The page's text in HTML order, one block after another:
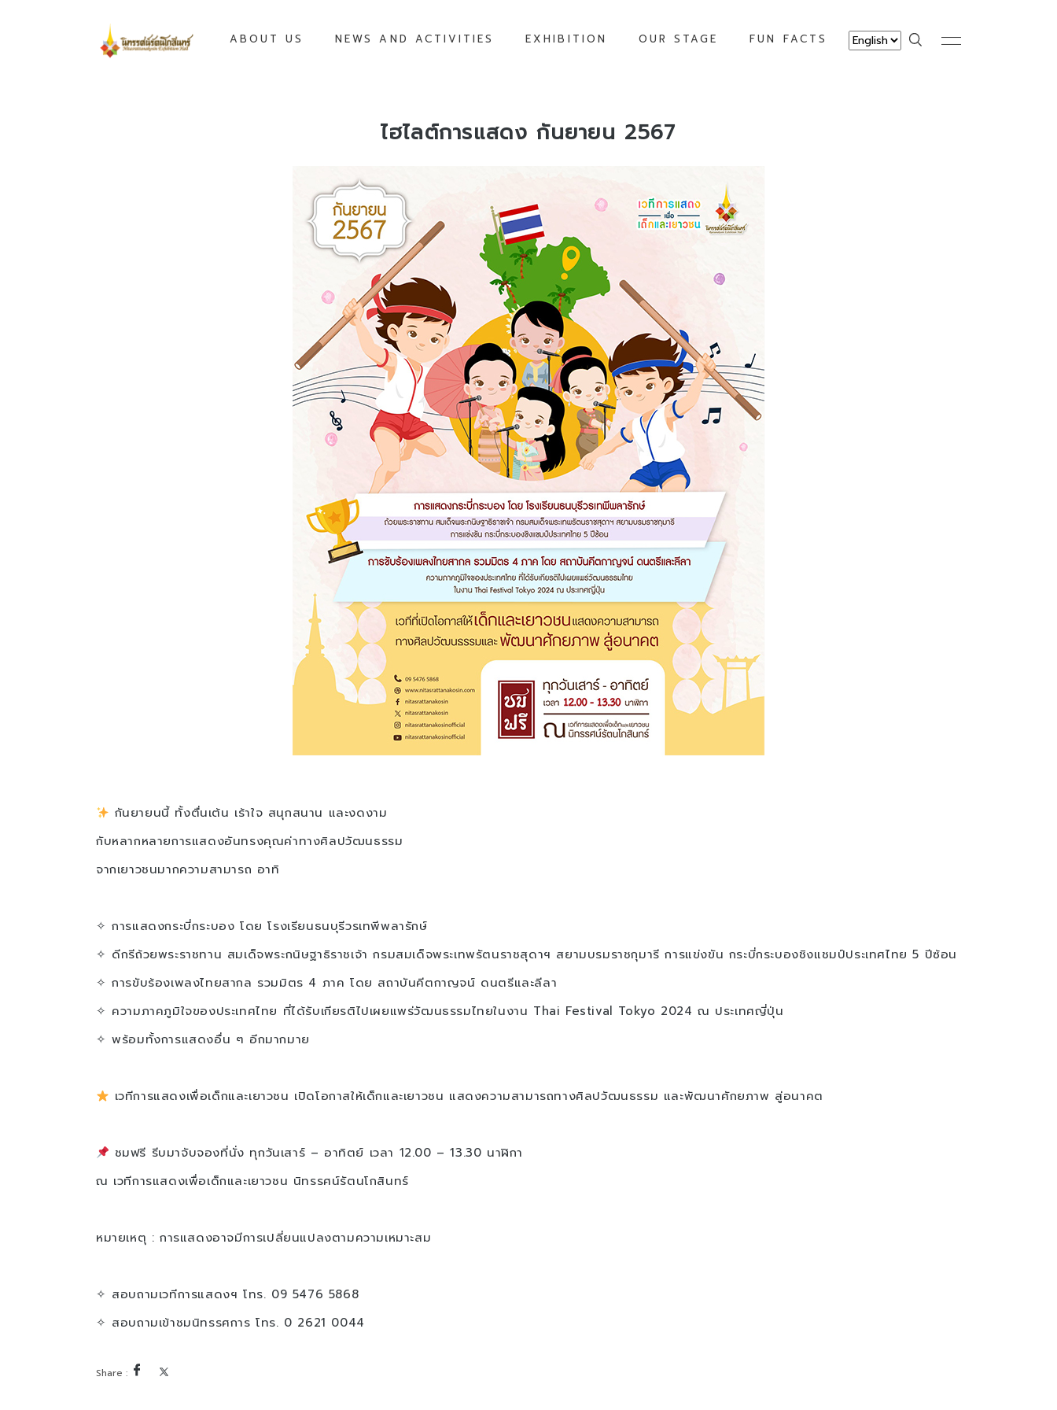
ABOUT US NEWS AND ACTIVITIES EXHIBITION OUR STAGE FUN FACTS
ไฮไลต์การแสดง กันยายน 2567
กันยายนนี้ ทั้งตื่นเต้น เร้าใจ สนุกสนาน และงดงาม
กับหลากหลายการแสดงอันทรงคุณค่าทางศิลปวัฒนธรรม
จากเยาวชนมากความสามารถ อาทิ
✧ การแสดงกระบี่กระบอง โดย โรงเรียนธนบุรีวรเทพีพลารักษ์
✧ ดีกรีถ้วยพระราชทาน สมเด็จพระกนิษฐาธิราชเจ้า กรมสมเด็จพระเทพรัตนราชสุดาฯ สยามบรมราชกุมารี การแข่งขัน กระบี่กระบองชิงแชมป์ประเทศไทย 5 ปีซ้อน
✧ การขับร้องเพลงไทยสากล รวมมิตร 4 ภาค โดย สถาบันคีตกาญจน์ ดนตรีและลีลา
✧ ความภาคภูมิใจของประเทศไทย ที่ได้รับเกียรติไปเผยแพร่วัฒนธรรมไทยในงาน Thai Festival Tokyo 2024 ณ ประเทศญี่ปุ่น
✧ พร้อมทั้งการแสดงอื่น ๆ อีกมากมาย
เวทีการแสดงเพื่อเด็กและเยาวชน เปิดโอกาสให้เด็กและเยาวชน แสดงความสามารถทางศิลปวัฒนธรรม และพัฒนาศักยภาพ สู่อนาคต
ชมฟรี รีบมาจับจองที่นั่ง ทุกวันเสาร์ – อาทิตย์ เวลา 12.00 – 13.30 นาฬิกา
ณ เวทีการแสดงเพื่อเด็กและเยาวชน นิทรรศน์รัตนโกสินทร์
หมายเหตุ : การแสดงอาจมีการเปลี่ยนแปลงตามความเหมาะสม
✧ สอบถามเวทีการแสดงฯ โทร. 09 5476 5868
✧ สอบถามเข้าชมนิทรรศการ โทร. 0 2621 0044